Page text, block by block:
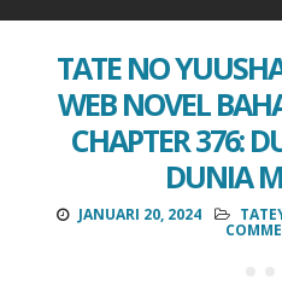
TATE NO
WEB NOVEL
CHAPTER 376:
DUNIA
JANUARI 20, 2024